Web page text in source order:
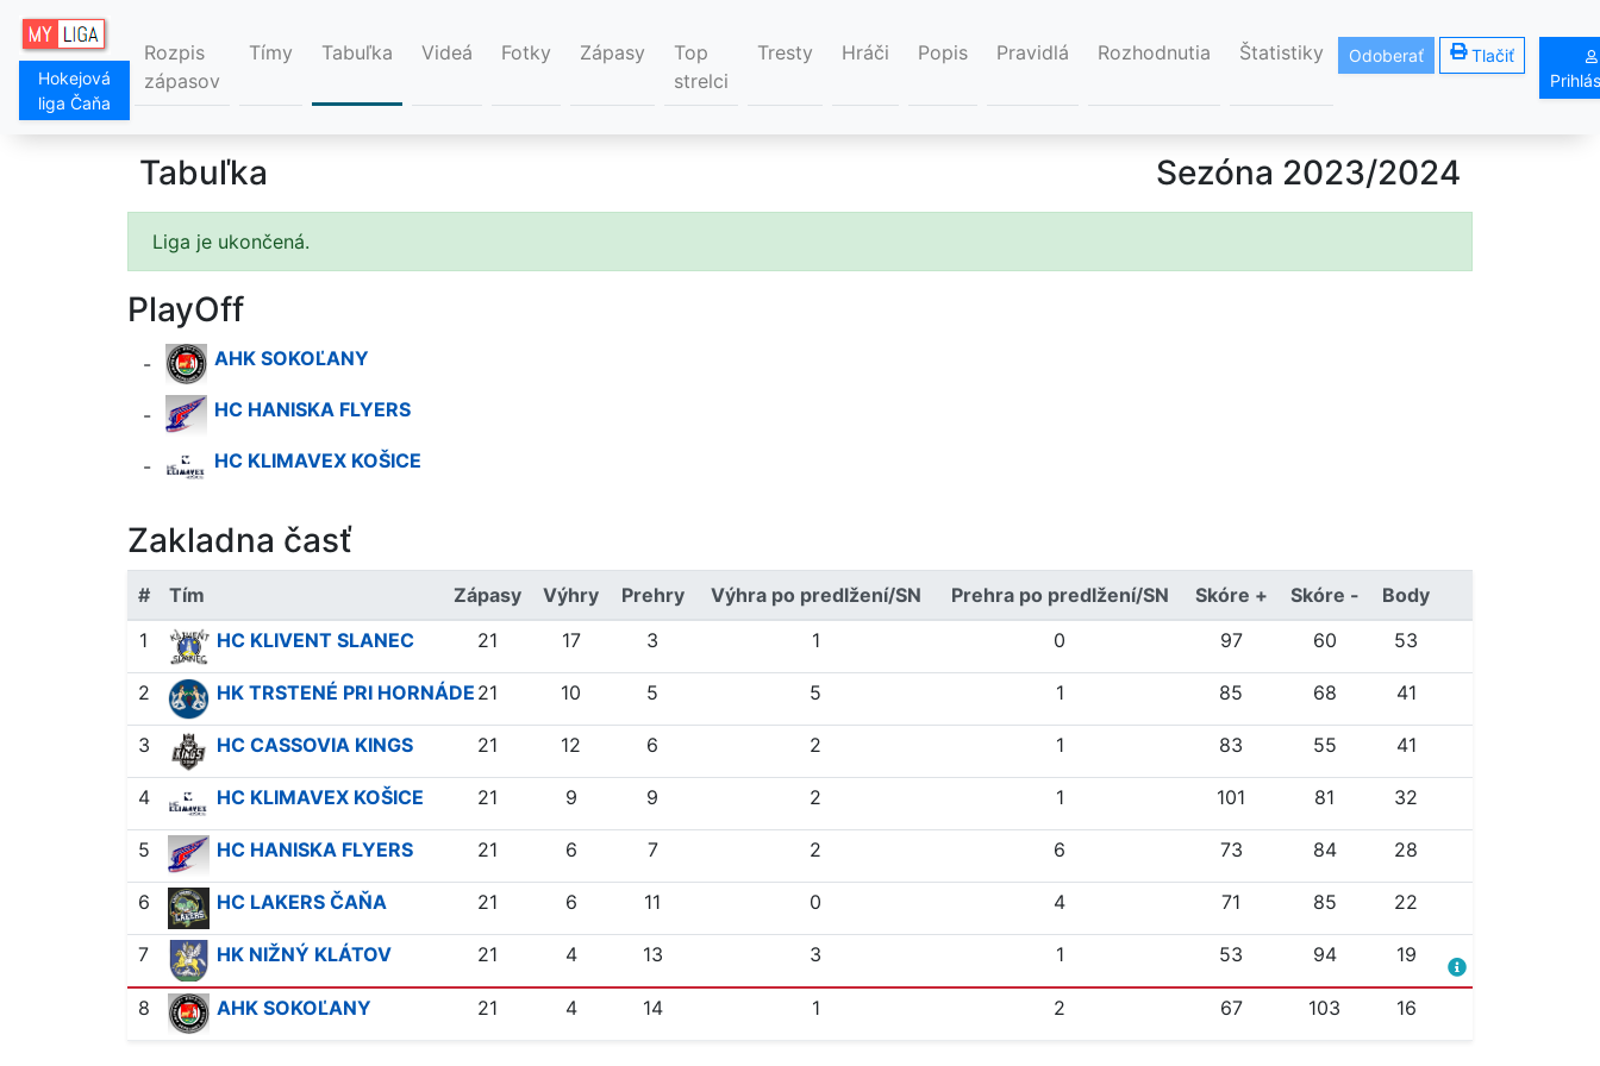
Hokejová
liga Čaňa
Rozpis
zápasov
Tímy Tabuľka Videá Fotky Zápasy
Top
strelci
Tresty Hráči Popis Pravidlá Rozhodnutia Štatistiky Odoberať
Tlačiť
Tabuľka Sezóna 2023/2024
Liga je ukončená.
PlayOff
- AHK SOKOĽANY
- HC HANISKA FLYERS
- HC KLIMAVEX KOŠICE
Zakladna časť
# Tím Zápasy Výhry Prehry Výhra po predlžení/SN Prehra po predlžení/SN Skóre + Skóre -
Body
1
HC KLIVENT SLANEC 21 17 3 1 0 97 60 53
2 HK TRSTENÉ PRI HORNÁDE 21 10 5 5 1 85 68 41
3 HC CASSOVIA KINGS 21 12 6 2 1 83 55 41
4 HC KLIMAVEX KOŠICE 21 9 9 2 1 101 81 32
5 HC HANISKA FLYERS 21 6 7 2 6 73 84 28
6 HC LAKERS ČAŇA 21 6 11 0 4 71 85 22
7 HK NIŽNÝ KLÁTOV 21 4 13 3 1 53 94 19
8 AHK SOKOĽANY 21 4 14 1 2 67 103 16